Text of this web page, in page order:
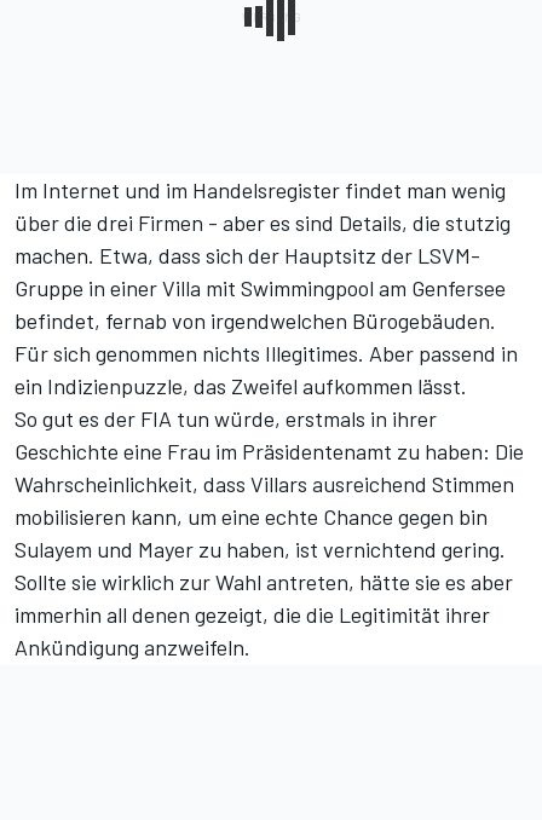
Im Internet und im Handelsregister findet man wenig
über die drei Firmen - aber es sind Details, die stutzig
machen. Etwa, dass sich der Hauptsitz der LSVM-
Gruppe in einer Villa mit Swimmingpool am Genfersee
befindet, fernab von irgendwelchen Bürogebäuden.
Für sich genommen nichts Illegitimes. Aber passend in
ein Indizienpuzzle, das Zweifel aufkommen lässt.
So gut es der FIA tun würde, erstmals in ihrer
Geschichte eine Frau im Präsidentenamt zu haben: Die
Wahrscheinlichkeit, dass Villars ausreichend Stimmen
mobilisieren kann, um eine echte Chance gegen bin
Sulayem und Mayer zu haben, ist vernichtend gering.
Sollte sie wirklich zur Wahl antreten, hätte sie es aber
immerhin all denen gezeigt, die die Legitimität ihrer
Ankündigung anzweifeln.